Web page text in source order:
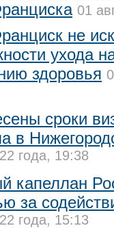
01
не
ухода
здоровья
сроки
в
года, 19:38
капеллан
за
года, 15:13